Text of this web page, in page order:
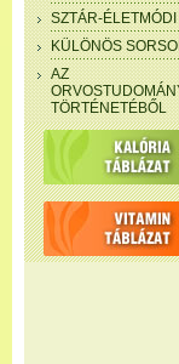
SZTÁR-ÉLETMÓDI
KÜLÖNÖS
AZ
TÖRTÉNETÉBŐL